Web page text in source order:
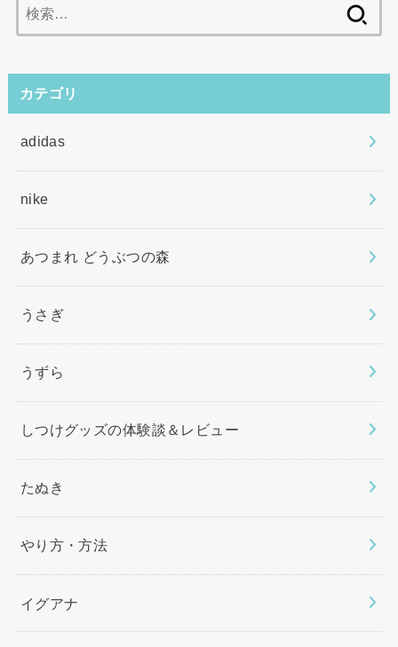
索:
カテゴリ
adidas
nike
あつまれ どうぶつの森
うさぎ
うずら
しつけグッズの体験談＆レビュー
たぬき
やり方・方法
イグアナ